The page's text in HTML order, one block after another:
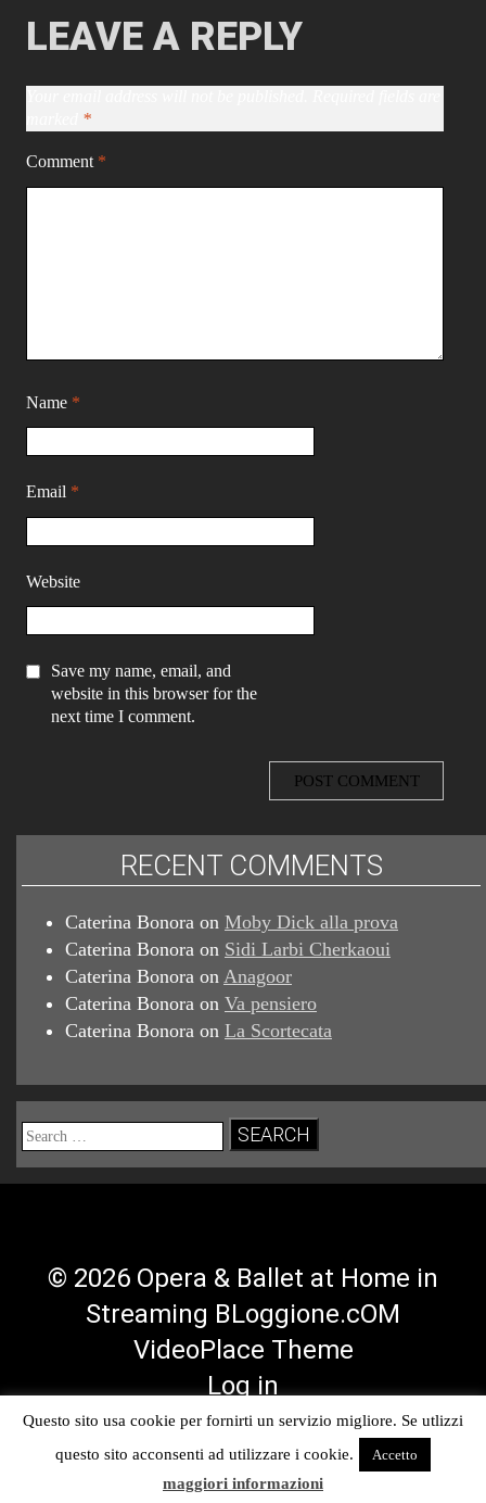
LEAVE A REPLY
*
Comment *
Name *
Email *
Website
Save my name, email, and
website in this browser for the
next time I comment.
RECENT COMMENTS
Caterina Bonora on Moby Dick alla prova
Caterina Bonora on Sidi Larbi Cherkaoui
Caterina Bonora on Anagoor
Caterina Bonora on Va pensiero
Caterina Bonora on La Scortecata
Search
for:
© 2026 Opera & Ballet at Home in
Streaming BLoggione.cOM
VideoPlace Theme
Log in
ProfileProfileChannel
Feed
Questo sito usa cookie per fornirti un servizio migliore. Se utlizzi
questo sito acconsenti ad utilizzare i cookie.
Accetto
maggiori informazioni